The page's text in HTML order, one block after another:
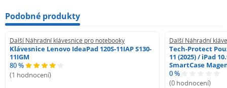
Podobné produkty
Další Náhradní klávesnice pro notebooky
Klávesnice Lenovo IdeaPad 120S-11IAP S130-
11IGM
80 %
(1 hodnocení)
Další Náhradní
Tech-Protect
11 (2025) / iPad
SmartCase
0 %
(0 hodnocení)